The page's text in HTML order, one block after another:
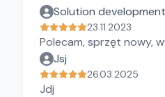
Solution development
23.11.2023
Polecam, sprzęt nowy,
Jsj
26.03.2025
Jdj